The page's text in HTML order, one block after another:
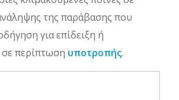
της παράβασης που
για επίδειξη ή
περίπτωση υποτροπής.